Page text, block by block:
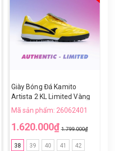
Giày Bóng Đá Kamito
Artista 2 KL Limited Vàng
Đen TF
Mã sản phẩm: 26062401
1.620.000₫ 1.799.000₫
38 39 40 41 42